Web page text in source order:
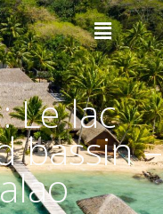
Le lac
bassin –